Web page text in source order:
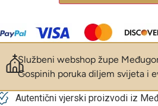
Službeni webshop župe
Gospinih poruka diljem svijeta i
Autentični vjerski proizvodi iz